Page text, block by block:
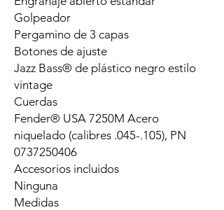
Golpeador
Pergamino de 3 capas
Botones de ajuste
Jazz Bass® de plástico negro estilo
vintage
Cuerdas
Fender® USA 7250M Acero
niquelado (calibres .045-.105), PN
0737250406
Accesorios incluidos
Ninguna
Medidas